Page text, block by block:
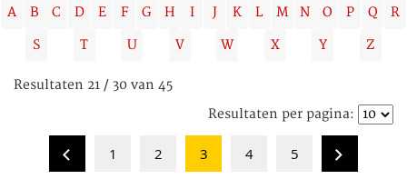
A B C D E F G H I J K L M N O P Q
R
S
T U V W X Y Z
Resultaten 21 / 30 van 45
Resultaten per pagina:
1 2 3 4 5